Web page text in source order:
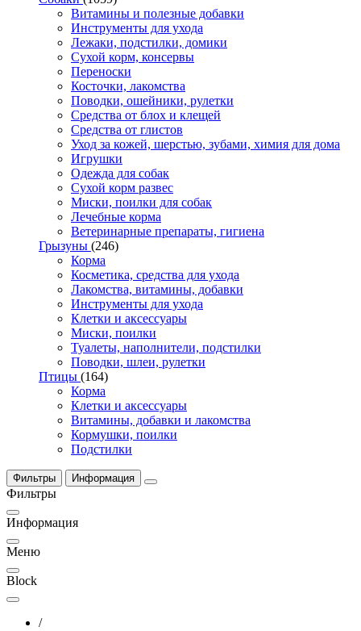
Витамины и полезные добавки
Инструменты для ухода
Лежаки, подстилки, домики
Сухой корм, консервы
Переноски
Косточки, лакомства
Поводки, ошейники, рулетки
Средства от блох и клещей
Средства от глистов
Уход за кожей, шерстью, зубами, химия для дома
Игрушки
Одежда для собак
Сухой корм развес
Миски, поилки для собак
Лечебные корма
Ветеринарные препараты, гигиена
Грызуны (246)
Корма
Косметика, средства для ухода
Лакомства, витамины, добавки
Инструменты для ухода
Клетки и аксессуары
Миски, поилки
Туалеты, наполнители, подстилки
Поводки, шлеи, рулетки
Птицы (164)
Корма
Клетки и аксессуары
Витамины, добавки и лакомства
Кормушки, поилки
Подстилки
Фильтры Информация
Фильтры
Информация
Меню
Block
/